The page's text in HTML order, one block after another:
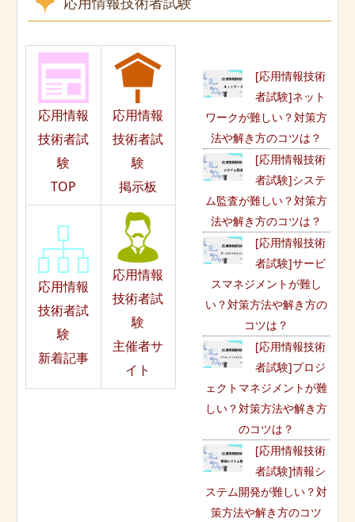
応用情報
技術者試
験
TOP
応用情報
技術者試
験
掲示板
応用情報
技術者試
験
新着記事
応用情報
技術者試
験
主催者サ
イト
[応用情報技術
者試験]ネット
ワークが難しい？対策方
法や解き方のコツは？
[応用情報技術
者試験]システ
ム監査が難しい？対策方
法や解き方のコツは？
[応用情報技術
者試験]サービ
スマネジメントが難し
い？対策方法や解き方の
コツは？
[応用情報技術
者試験]プロジ
ェクトマネジメントが難
しい？対策方法や解き方
のコツは？
[応用情報技術
者試験]情報シ
ステム開発が難しい？対
策方法や解き方のコツ